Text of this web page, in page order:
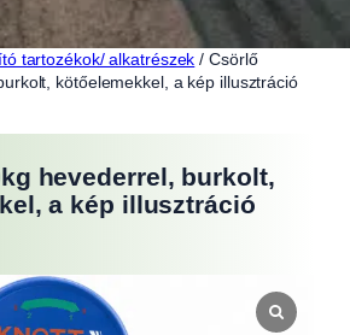
tartozékok/ alkatrészek / Csörlő
kötőelemekkel, a kép illusztráció
hevederrel, burkolt,
a kép illusztráció